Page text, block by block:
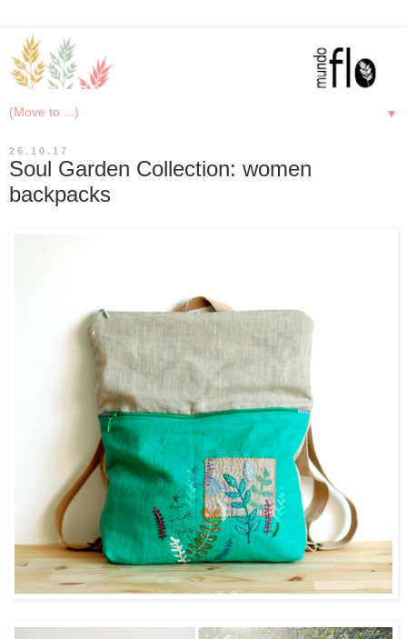
▼
26.10.17
Soul Garden Collection: women
backpacks